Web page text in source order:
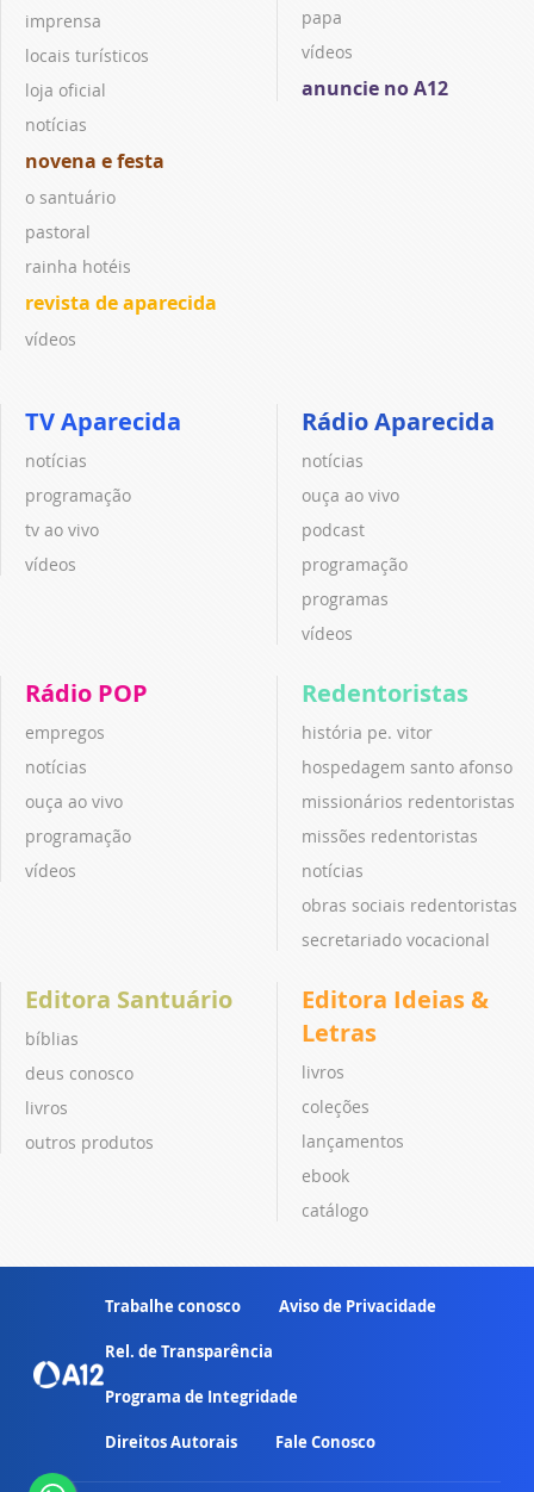
imprensa
locais turísticos
loja oficial
notícias
novena e festa
o santuário
pastoral
rainha hotéis
revista de aparecida
vídeos
papa
vídeos
anuncie no A12
TV Aparecida
notícias
programação
tv ao vivo
vídeos
Rádio Aparecida
notícias
ouça ao vivo
podcast
programação
programas
vídeos
Rádio POP
empregos
notícias
ouça ao vivo
programação
vídeos
Redentoristas
história pe. vitor
hospedagem santo afonso
missionários redentoristas
missões redentoristas
notícias
obras sociais redentoristas
secretariado vocacional
Editora Santuário
bíblias
deus conosco
livros
outros produtos
Editora Ideias &
Letras
livros
coleções
lançamentos
ebook
catálogo
Trabalhe conosco Aviso de Privacidade
Rel. de Transparência
Programa de Integridade
Direitos Autorais Fale Conosco